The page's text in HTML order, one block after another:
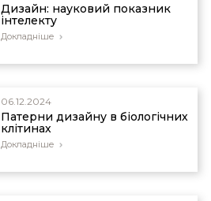
Дизайн: науковий показник
інтелекту
Докладніше
06.12.2024
Патерни дизайну в біологічних
клітинах
Докладніше